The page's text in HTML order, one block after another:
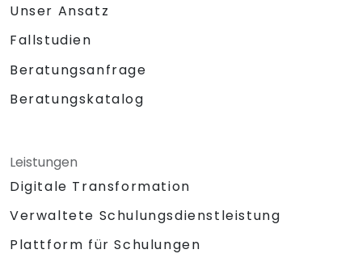
Unser Ansatz
Fallstudien
Beratungsanfrage
Beratungskatalog
Leistungen
Digitale Transformation
Verwaltete Schulungsdienstleistung
Plattform für Schulungen